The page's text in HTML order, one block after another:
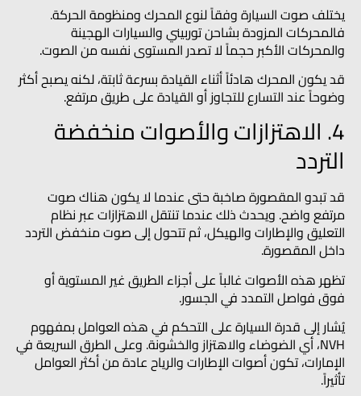
يختلف صوت السيارة وفقاً لنوع المحرك ومنظومة الحركة.
فالمحركات المزودة بشاحن توربيني والسيارات الهجينة
والمحركات الأكبر حجماً لا تصدر المستوى نفسه من الصوت.
قد يكون المحرك هادئاً أثناء القيادة بسرعة ثابتة، لكنه يصبح أكثر
وضوحاً عند التسارع للتجاوز أو القيادة على طريق مرتفع.
4. الاهتزازات والأصوات منخفضة
التردد
قد تبدو المقصورة صاخبة حتى عندما لا يكون هناك صوت
مرتفع واضح. ويحدث ذلك عندما تنتقل الاهتزازات عبر نظام
التعليق والإطارات والهيكل، ثم تتحول إلى صوت منخفض التردد
داخل المقصورة.
تظهر هذه الأصوات غالباً على أجزاء الطريق غير المستوية أو
فوق فواصل التمدد في الجسور.
يُشار إلى قدرة السيارة على التحكم في هذه العوامل بمفهوم
NVH، أي الضوضاء والاهتزاز والخشونة. وعلى الطرق السريعة في
الإمارات، تكون أصوات الإطارات والرياح عادة من أكثر العوامل
تأثيراً.